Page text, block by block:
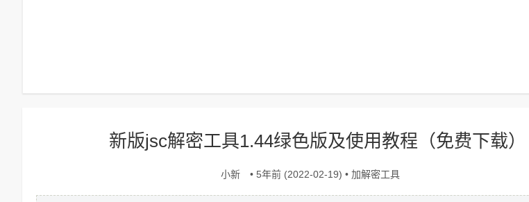
新版jsc解密工具1.44绿色版及使用教程（免费下载）
小新 • 5年前 (2022-02-19) • 加解密工具